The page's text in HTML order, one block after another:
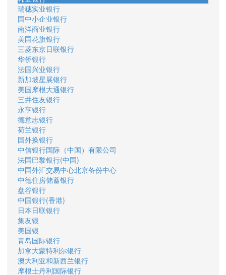
瑞穗实业银行
国中小企业银行
南洋商业银行
美国花旗银行
三菱东京日联银行
华侨银行
法国兴业银行
新加坡星展银行
美国摩根大通银行
三井住友银行
永亨银行
德意志银行
荷兰银行
国外换银行
中信银行国际（中国）有限公司
法国巴黎银行(中国)
中国外汇交易中心北京备份中心
中德住房储蓄银行
盘谷银行
中国银行(香港)
日本日联银行
集友银
美国银
青岛国际银行
加拿大蒙特利尔银行
澳大利亚和新西兰银行
摩根士丹利国际银行